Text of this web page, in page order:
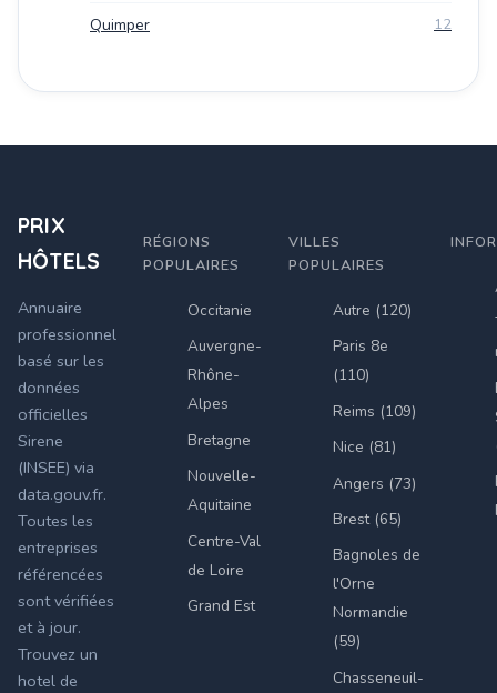
Quimper 12
PRIX
HÔTELS
Annuaire
professionnel
basé sur les
données
officielles
Sirene
(INSEE) via
data.gouv.fr.
Toutes les
entreprises
référencées
sont vérifiées
et à jour.
Trouvez un
hotel de
RÉGIONS
POPULAIRES
Occitanie
Auvergne-
Rhône-
Alpes
Bretagne
Nouvelle-
Aquitaine
Centre-Val
de Loire
Grand Est
VILLES
POPULAIRES
Autre (120)
Paris 8e
(110)
Reims (109)
Nice (81)
Angers (73)
Brest (65)
Bagnoles de
l'Orne
Normandie
(59)
Chasseneuil-